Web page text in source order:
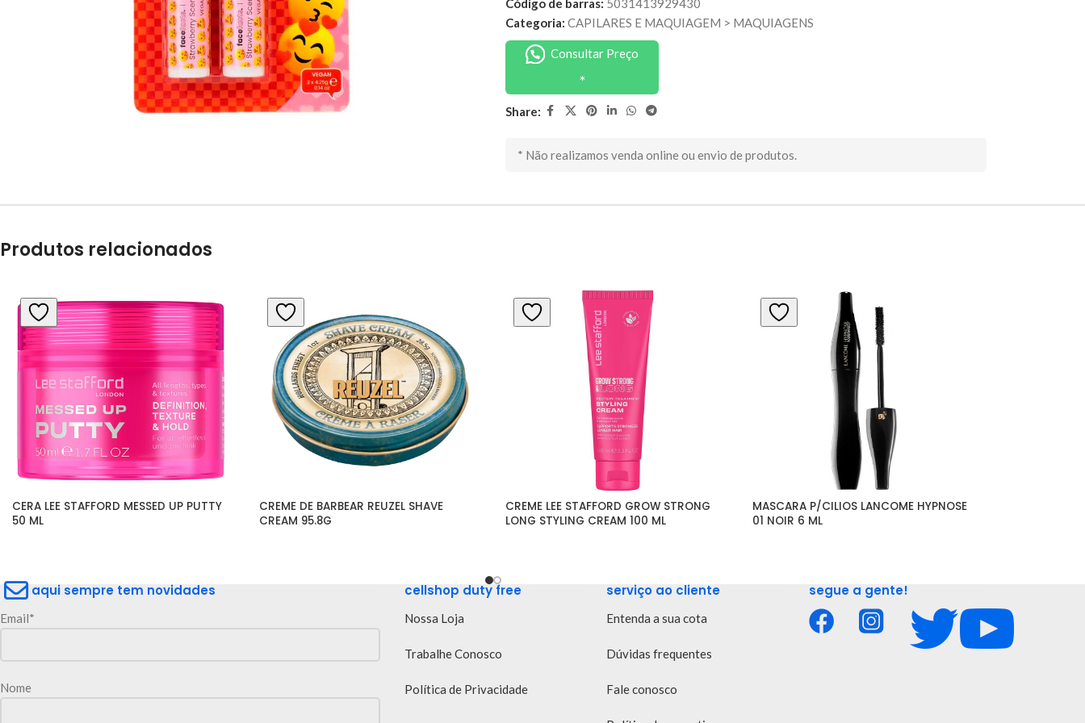
Código de barras: 5031413929430
Categoria: CAPILARES E MAQUIAGEM > MAQUIAGENS
Consultar Preço
Share:
* Não realizamos venda online ou envio de produtos.
Produtos relacionados
CERA LEE STAFFORD MESSED UP PUTTY
50 ML
CREME DE BARBEAR REUZEL SHAVE
CREAM 95.8G
CREME LEE STAFFORD GROW STRONG
LONG STYLING CREAM 100 ML
MASCARA P/CILIOS LANCOME HYPNOSE
01 NOIR 6 ML
aqui sempre tem novidades
Email*
Nome
cellshop duty free
Nossa Loja
Trabalhe Conosco
Política de Privacidade
serviço ao cliente
Entenda a sua cota
Dúvidas frequentes
Fale conosco
segue a gente!